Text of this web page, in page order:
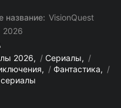
название: VisionQuest
2026
2026 / Сериалы
/
/ Фантастика
/